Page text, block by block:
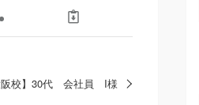
阪校】30代 会社員 I様